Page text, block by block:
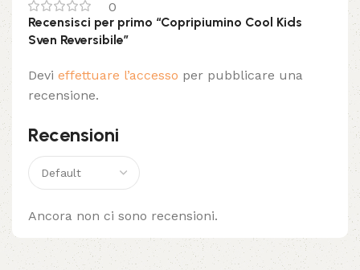
0
Recensioni
Ancora non ci sono recensioni.
Recensisci per primo “Copripiumino Cool Kids
Sven Reversibile”
Devi effettuare l’accesso per pubblicare una
recensione.